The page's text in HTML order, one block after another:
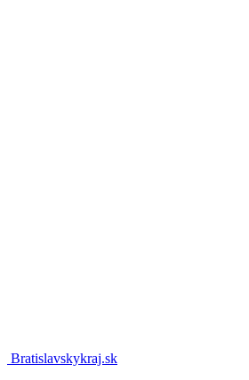
Bratislavskykraj.sk